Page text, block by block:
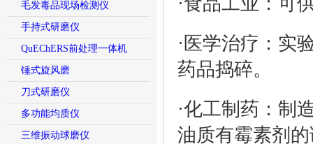
毛发毒品现场检测仪
手持式研磨仪
QuEChERS前处理一体机
锤式旋风磨
刀式研磨仪
多功能均质仪
三维振动球磨仪
·医学治疗：实
药品捣碎。
·化工制药：制
油质有霉素剂